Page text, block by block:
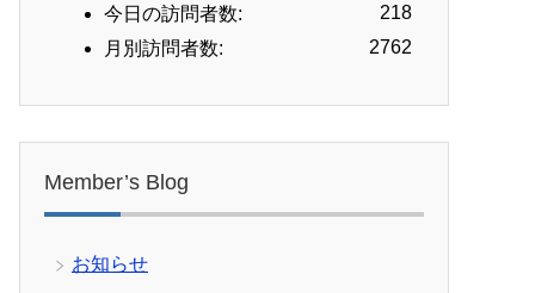
218
今日の訪問者数:
2762
月別訪問者数:
Member’s Blog
お知らせ